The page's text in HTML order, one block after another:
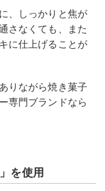
、しっかりと焦が
さなくても、また
に仕上げることが
りながら焼き菓子
専門ブランドなら
を使用